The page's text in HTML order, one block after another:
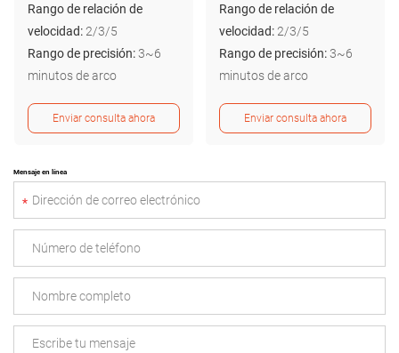
Rango de relación de
velocidad: 2/3/5
Rango de precisión:3~6
minutos de arco
Enviar consulta ahora
Rango de relación de
velocidad: 2/3/5
Rango de precisión:3~6
minutos de arco
Enviar consulta ahora
Mensaje en línea
*